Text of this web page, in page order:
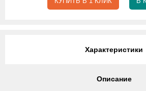
Характеристики
Описание